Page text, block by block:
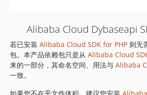
1.8.843
1.8.842
1.8.841
1.8.839
1.8.838
Alibaba Cloud Dybaseapi
若已安装 Alibaba Cloud SDK for PHP 则无
包。本产品依赖包只是从 Alibaba Cloud
来的一部分，其命名空间、用法与 Alibaba
一致。